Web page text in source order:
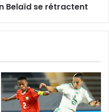
Belaïd se rétractent